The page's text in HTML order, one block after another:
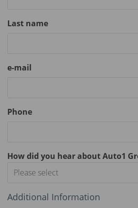
Last name
e-mail
Phone
How did you hear about Auto1
Please select
Additional Information